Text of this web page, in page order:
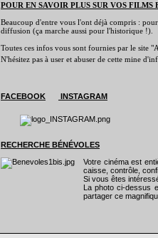
POUR EN SAVOIR PLUS SUR VOS FILMS
Beaucoup d'entre vous l'ont déjà compris :
diffusion (ça marche aussi pour l'historique !).
Toutes ces infos vous sont fournies par le site
N'hésitez pas à user et abuser de cette mine
FACEBOOK INSTAGRAM
RECHERCHE BÉNÉVOLES
Votre cinéma est
caisse, contrôle,
Si vous êtes
La photo ci-dessus
partager ce